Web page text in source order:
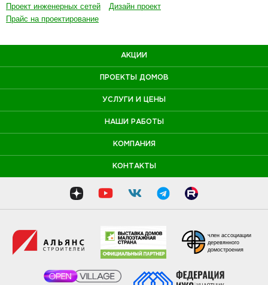
Проект инженерных сетей
Дизайн проект
Прайс на проектирование
АКЦИИ
ПРОЕКТЫ ДОМОВ
УСЛУГИ И ЦЕНЫ
НАШИ РАБОТЫ
КОМПАНИЯ
КОНТАКТЫ
член ассоциации
деревянного
домостроения